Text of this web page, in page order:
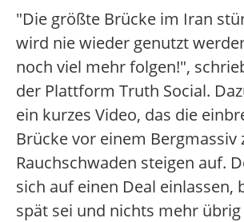
"Die größte Brücke im Iran
wird nie wieder genutzt
noch viel mehr folgen!",
der Plattform Truth Social.
ein kurzes Video, das die
Brücke vor einem Bergmassiv
Rauchschwaden steigen auf.
sich auf einen Deal einlassen,
spät sei und nichts mehr